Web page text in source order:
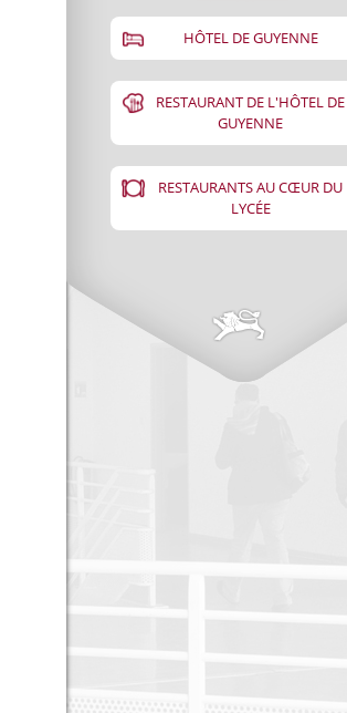
HÔTEL DE GUYENNE
RESTAURANT DE L'HÔTEL DE
GUYENNE
RESTAURANTS AU CŒUR DU
LYCÉE